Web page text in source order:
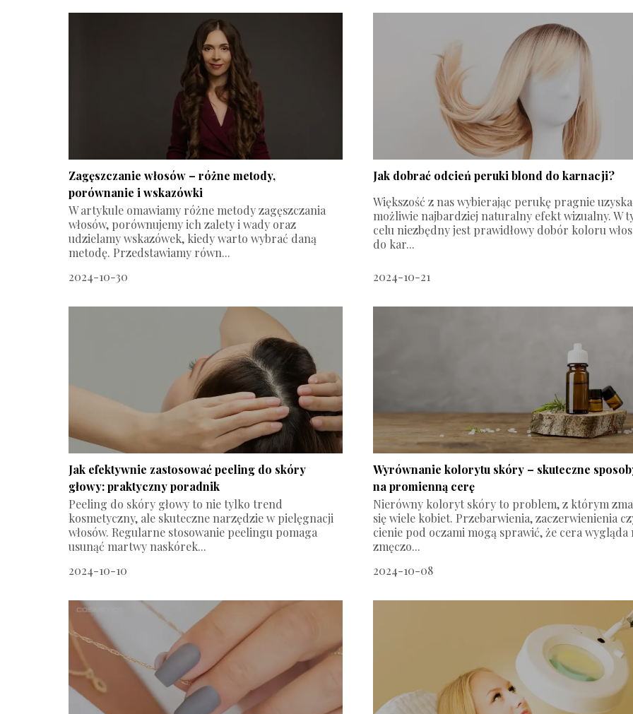
Zagęszczanie włosów – różne metody,
porównanie i wskazówki
W artykule omawiamy różne metody zagęszczania
włosów, porównujemy ich zalety i wady oraz
udzielamy wskazówek, kiedy warto wybrać daną
metodę. Przedstawiamy równ...
2024-10-30
Jak dobrać odcień peruki blond do karnacji?
Większość z nas wybierając perukę pragnie
możliwie najbardziej naturalny efekt wizualny. W
celu niezbędny jest prawidłowy dobór koloru
do kar...
2024-10-21
Jak efektywnie zastosować peeling do skóry
głowy: praktyczny poradnik
Peeling do skóry głowy to nie tylko trend
kosmetyczny, ale skuteczne narzędzie w pielęgnacji
włosów. Regularne stosowanie peelingu pomaga
usunąć martwy naskórek...
2024-10-10
Wyrównanie kolorytu skóry – skuteczne
na promienną cerę
Nierówny koloryt skóry to problem, z którym
się wiele kobiet. Przebarwienia, zaczerwienienia
cienie pod oczami mogą sprawić, że cera wygląda
zmęczo...
2024-10-08